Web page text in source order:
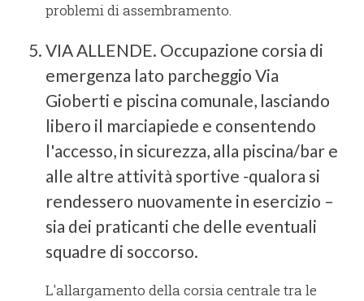
problemi di assembramento.
VIA ALLENDE. Occupazione corsia di
emergenza lato parcheggio Via
Gioberti e piscina comunale, lasciando
libero il marciapiede e consentendo
l'accesso, in sicurezza, alla piscina/bar e
alle altre attività sportive -qualora si
rendessero nuovamente in esercizio –
sia dei praticanti che delle eventuali
squadre di soccorso.
L'allargamento della corsia centrale tra le